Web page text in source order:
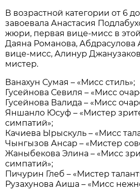
В возрастной категории от 6
завоевала Анастасия
жюри, первая вице-мисс в
Даяна Романова, Абдрасулова
вице-мисс, Алинур
мистер.
Ванахун Сумая – «Мисс стиль»;
Гусейнова Севиля – «Мисс
Гусейнова Валида – «Мисс
Яншанло Юсуф – «Мистер
симпатий»;
Качиева Ырыскуль – «Мисс
Чынгызов Ансар – «Мистер
Жаныбекова Элина – «Мисс
симпатий»;
Пичурин Глеб – «Мистер
Рузахунова Аиша – «Мисс